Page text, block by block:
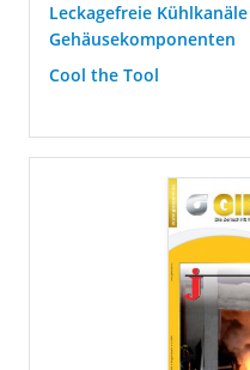
Leckagefreie
Gehäusekomponenten
Cool the Tool